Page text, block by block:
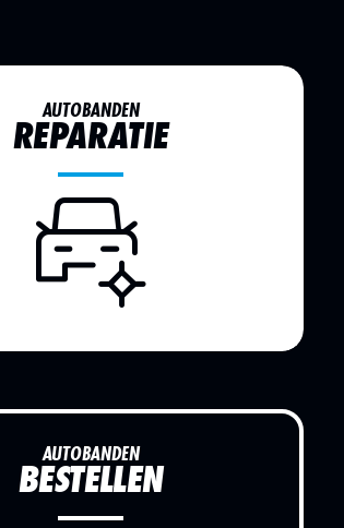
AUTOBANDEN
REPARATIE
AUTOBANDEN
BESTELLEN